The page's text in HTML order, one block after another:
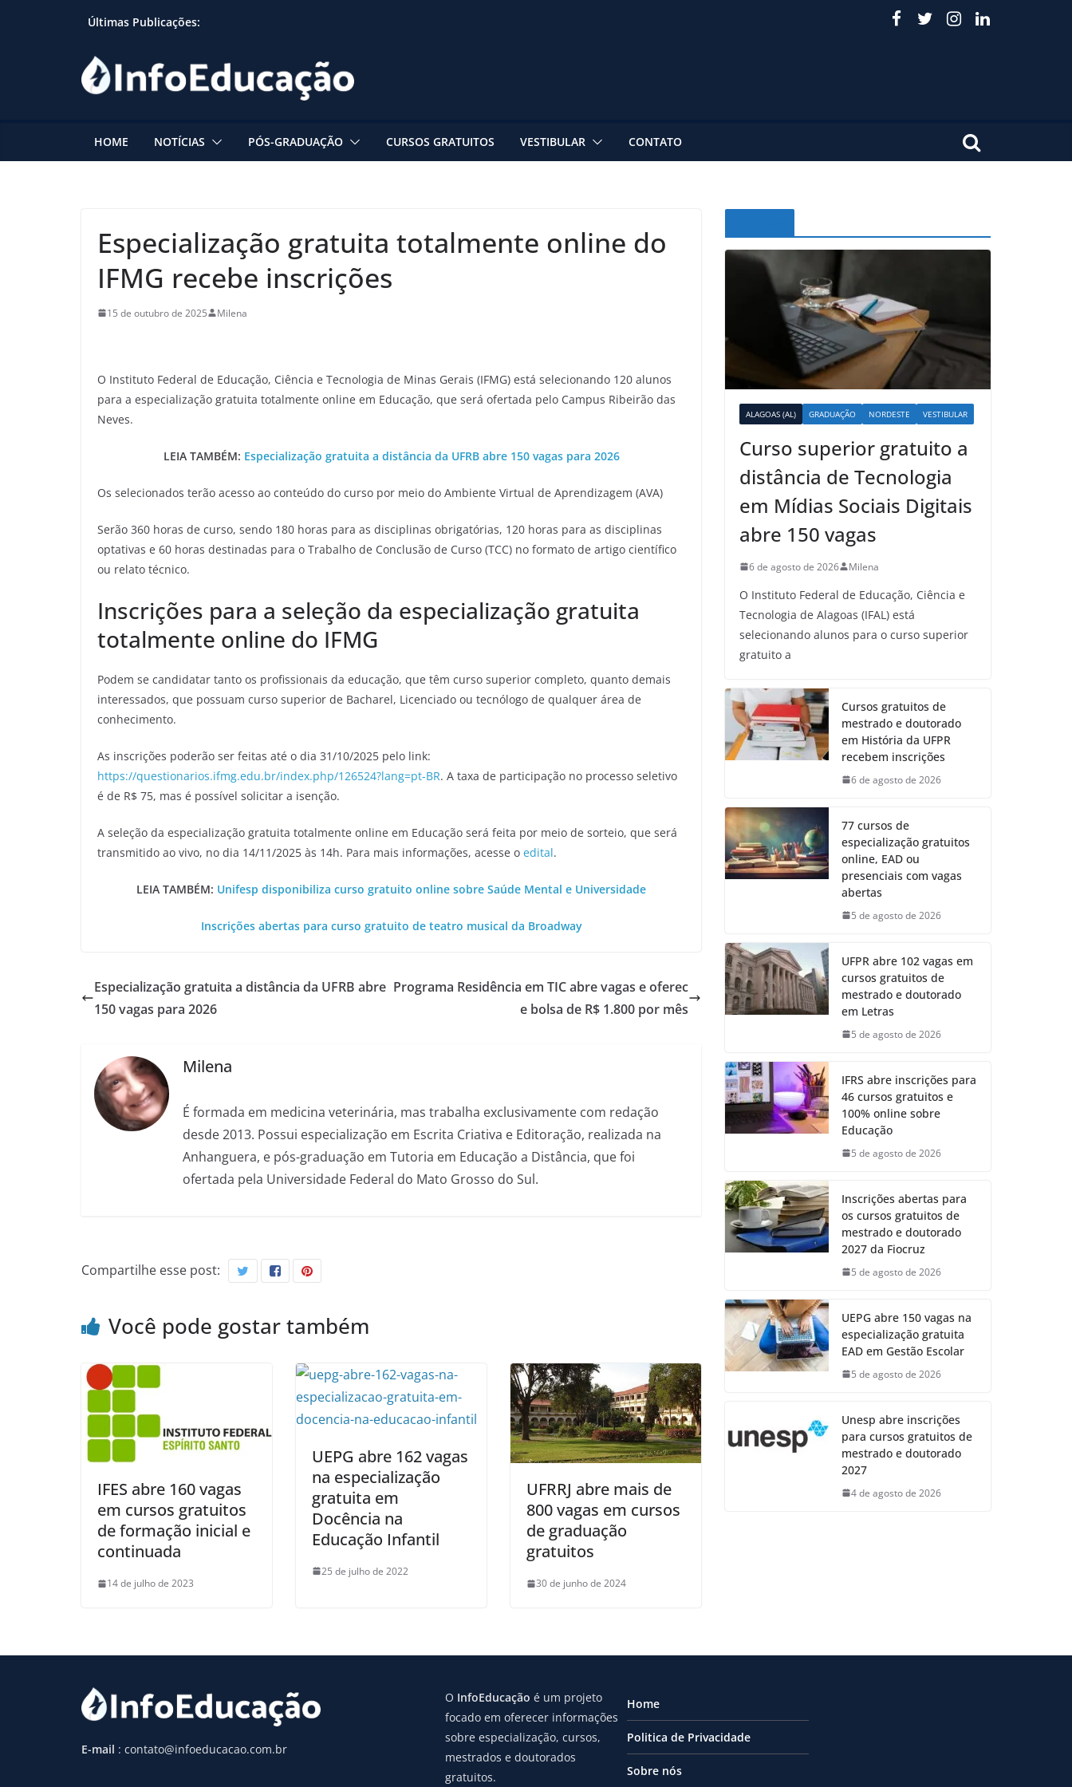
Últimas Publicações:
HOME NOTÍCIAS PÓS-GRADUAÇÃO CURSOS GRATUITOS VESTIBULAR CONTATO
Especialização gratuita totalmente online do
IFMG recebe inscrições
15 de outubro de 2025 Milena
O Instituto Federal de Educação, Ciência e Tecnologia de Minas Gerais (IFMG) está selecionando 120 alunos
para a especialização gratuita totalmente online em Educação, que será ofertada pelo Campus Ribeirão das
Neves.
LEIA TAMBÉM: Especialização gratuita a distância da UFRB abre 150 vagas para 2026
Os selecionados terão acesso ao conteúdo do curso por meio do Ambiente Virtual de Aprendizagem (AVA)
Serão 360 horas de curso, sendo 180 horas para as disciplinas obrigatórias, 120 horas para as disciplinas
optativas e 60 horas destinadas para o Trabalho de Conclusão de Curso (TCC) no formato de artigo científico
ou relato técnico.
Inscrições para a seleção da especialização gratuita
totalmente online do IFMG
Podem se candidatar tanto os profissionais da educação, que têm curso superior completo, quanto demais
interessados, que possuam curso superior de Bacharel, Licenciado ou tecnólogo de qualquer área de
conhecimento.
As inscrições poderão ser feitas até o dia 31/10/2025 pelo link:
https://questionarios.ifmg.edu.br/index.php/126524?lang=pt-BR. A taxa de participação no processo seletivo
é de R$ 75, mas é possível solicitar a isenção.
A seleção da especialização gratuita totalmente online em Educação será feita por meio de sorteio, que será
transmitido ao vivo, no dia 14/11/2025 às 14h. Para mais informações, acesse o edital.
LEIA TAMBÉM: Unifesp disponibiliza curso gratuito online sobre Saúde Mental e Universidade
Inscrições abertas para curso gratuito de teatro musical da Broadway
Especialização gratuita a distância da UFRB abre
150 vagas para 2026
Programa Residência em TIC abre vagas e oferec
e bolsa de R$ 1.800 por mês
Milena
É formada em medicina veterinária, mas trabalha exclusivamente com redação
desde 2013. Possui especialização em Escrita Criativa e Editoração, realizada na
Anhanguera, e pós-graduação em Tutoria em Educação a Distância, que foi
ofertada pela Universidade Federal do Mato Grosso do Sul.
Compartilhe esse post:
Você pode gostar também
IFES abre 160 vagas
em cursos gratuitos
de formação inicial e
continuada
14 de julho de 2023
UEPG abre 162 vagas
na especialização
gratuita em
Docência na
Educação Infantil
25 de julho de 2022
UFRRJ abre mais de
800 vagas em cursos
de graduação
gratuitos
30 de junho de 2024
ALAGOAS (AL) GRADUAÇÃO NORDESTE VESTIBULAR
Curso superior gratuito a
distância de Tecnologia
em Mídias Sociais Digitais
abre 150 vagas
6 de agosto de 2026 Milena
O Instituto Federal de Educação, Ciência e
Tecnologia de Alagoas (IFAL) está
selecionando alunos para o curso superior
gratuito a
Cursos gratuitos de
mestrado e doutorado
em História da UFPR
recebem inscrições
6 de agosto de 2026
77 cursos de
especialização gratuitos
online, EAD ou
presenciais com vagas
abertas
5 de agosto de 2026
UFPR abre 102 vagas em
cursos gratuitos de
mestrado e doutorado
em Letras
5 de agosto de 2026
IFRS abre inscrições para
46 cursos gratuitos e
100% online sobre
Educação
5 de agosto de 2026
Inscrições abertas para
os cursos gratuitos de
mestrado e doutorado
2027 da Fiocruz
5 de agosto de 2026
UEPG abre 150 vagas na
especialização gratuita
EAD em Gestão Escolar
5 de agosto de 2026
Unesp abre inscrições
para cursos gratuitos de
mestrado e doutorado
2027
4 de agosto de 2026
E-mail : contato@infoeducacao.com.br
O InfoEducação é um projeto
focado em oferecer informações
sobre especialização, cursos,
mestrados e doutorados
gratuitos.
Home
Politica de Privacidade
Sobre nós